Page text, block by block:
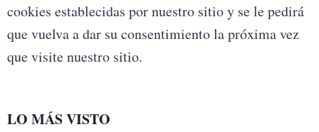
cookies establecidas por nuestro sitio y se le pedirá
que vuelva a dar su consentimiento la próxima vez
que visite nuestro sitio.
LO MÁS VISTO